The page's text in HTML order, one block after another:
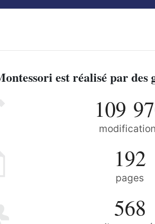
est réalisé par des
109
192
pages
568